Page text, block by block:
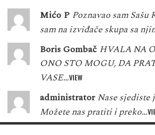
Mićo P Poznavao sam Sašu
sam na izviđače skupa sa
Boris Gombač HVALA NA
ONO STO MOGU, DA
VASE…VIEW
administrator Nase
Možete nas pratiti i preko…